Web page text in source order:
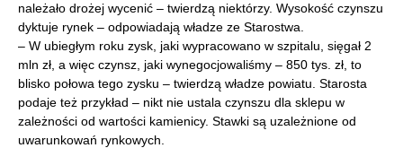
należało drożej wycenić – twierdzą niektórzy. Wysokość czynszu
dyktuje rynek – odpowiadają władze ze Starostwa.
– W ubiegłym roku zysk, jaki wypracowano w szpitalu, sięgał 2
mln zł, a więc czynsz, jaki wynegocjowaliśmy – 850 tys. zł, to
blisko połowa tego zysku – twierdzą władze powiatu. Starosta
podaje też przykład – nikt nie ustala czynszu dla sklepu w
zależności od wartości kamienicy. Stawki są uzależnione od
uwarunkowań rynkowych.